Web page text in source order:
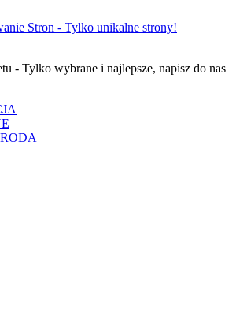
Stron - Tylko unikalne strony!
- Tylko wybrane i najlepsze, napisz do nas